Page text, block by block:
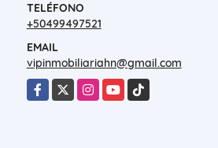
TELÉFONO
+50499497521
EMAIL
vipinmobiliariahn@gmail.com
Facebook
X InstagramYouTubeTikTok